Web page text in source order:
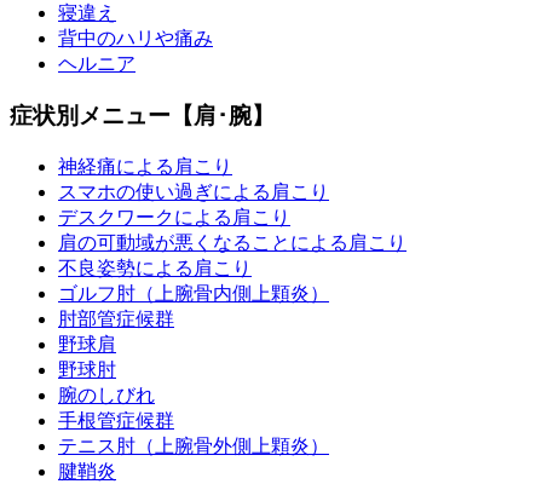
寝違え
背中のハリや痛み
ヘルニア
症状別メニュー【肩･腕】
神経痛による肩こり
スマホの使い過ぎによる肩こり
デスクワークによる肩こり
肩の可動域が悪くなることによる肩こり
不良姿勢による肩こり
ゴルフ肘（上腕骨内側上顆炎）
肘部管症候群
野球肩
野球肘
腕のしびれ
手根管症候群
テニス肘（上腕骨外側上顆炎）
腱鞘炎